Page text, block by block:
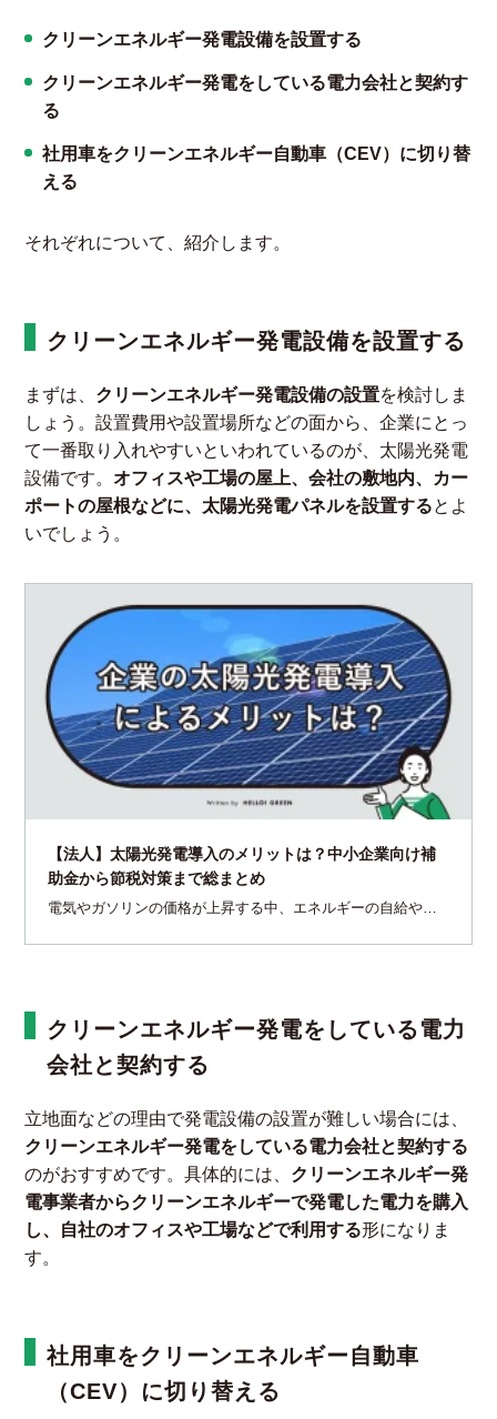
クリーンエネルギー発電設備を設置する
クリーンエネルギー発電をしている電力会社と契約す
る
社用車をクリーンエネルギー自動車（CEV）に切り替
える
それぞれについて、紹介します。
クリーンエネルギー発電設備を設置する
まずは、 クリーンエネルギー発電設備の設置を検討しま
しょう。設置費用や設置場所などの面から、企業にとっ
て一番取り入れやすいといわれているのが、太陽光発電
設備です。 オフィスや工場の屋上、会社の敷地内、カー
ポートの屋根などに、太陽光発電パネルを設置するとよ
いでしょう。
【法人】太陽光発電導入のメリットは？中小企業向け補
助金から節税対策まで総まとめ
電気やガソリンの価格が上昇する中、エネルギーの自給や売
います。導入時に注意したいポイントや節税対策についても
紹介していますので、ぜひ参考にしてください。
クリーンエネルギー発電をしている電力
会社と契約する
立地面などの理由で発電設備の設置が難しい場合には、
クリーンエネルギー発電をしている電力会社と契約する
のがおすすめです。具体的には、 クリーンエネルギー発
電事業者からクリーンエネルギーで発電した電力を購入
し、自社のオフィスや工場などで利用する形になりま
す。
社用車をクリーンエネルギー自動車
（CEV）に切り替える